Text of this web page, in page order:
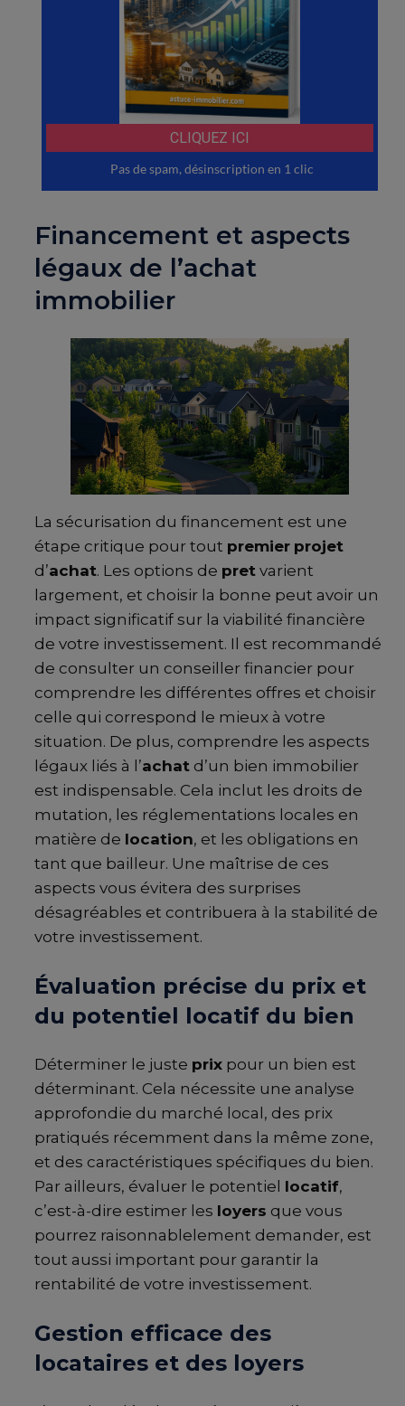
Financement et aspects
légaux de l’achat
immobilier
La sécurisation du financement est une
étape critique pour tout premier projet
d’achat. Les options de pret varient
largement, et choisir la bonne peut avoir un
impact significatif sur la viabilité financière
de votre investissement. Il est recommandé
de consulter un conseiller financier pour
comprendre les différentes offres et choisir
celle qui correspond le mieux à votre
situation. De plus, comprendre les aspects
légaux liés à l’achat d’un bien immobilier
est indispensable. Cela inclut les droits de
mutation, les réglementations locales en
matière de location, et les obligations en
tant que bailleur. Une maîtrise de ces
aspects vous évitera des surprises
désagréables et contribuera à la stabilité de
votre investissement.
Évaluation précise du prix et
du potentiel locatif du bien
Déterminer le juste prix pour un bien est
déterminant. Cela nécessite une analyse
approfondie du marché local, des prix
pratiqués récemment dans la même zone,
et des caractéristiques spécifiques du bien.
Par ailleurs, évaluer le potentiel locatif,
c’est-à-dire estimer les loyers que vous
pourrez raisonnablelement demander, est
tout aussi important pour garantir la
rentabilité de votre investissement.
Gestion efficace des
locataires et des loyers